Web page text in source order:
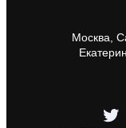
Москва,